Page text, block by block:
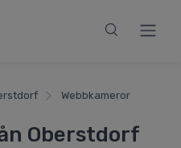
Webbkameror
Oberstdorf